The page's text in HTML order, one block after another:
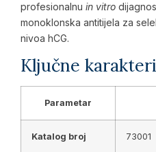
profesionalnu in vitro
monoklonska antitijela za
nivoa hCG.
Ključne
Parametar
Katalog broj 73001